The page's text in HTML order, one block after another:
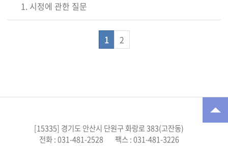
1. 시정에 관한 질문
1 2
[15335] 경기도 안산시 단원구 화랑로 383(고잔동)
전화 : 031-481-2528
팩스 : 031-481-3226